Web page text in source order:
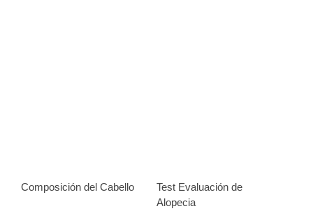
Composición del Cabello
Test Evaluación de
Alopecia